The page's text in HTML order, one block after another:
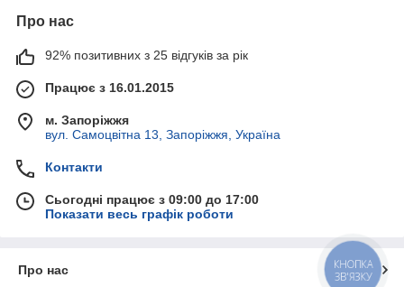
Про нас
92% позитивних з 25 відгуків за рік
Працює з 16.01.2015
м. Запоріжжя
вул. Самоцвітна 13, Запоріжжя, Україна
Контакти
Сьогодні працює з 09:00 до 17:00
Показати весь графік роботи
Про нас
КНОПКА
ЗВ'ЯЗКУ